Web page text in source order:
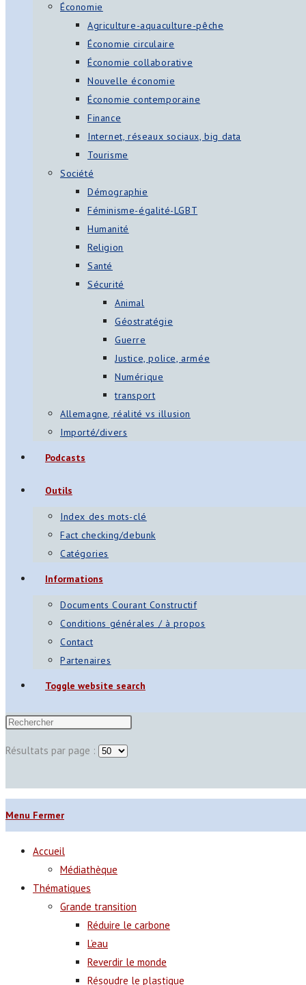
Économie
Agriculture-aquaculture-pêche
Économie circulaire
Économie collaborative
Nouvelle économie
Économie contemporaine
Finance
Internet, réseaux sociaux, big data
Tourisme
Société
Démographie
Féminisme-égalité-LGBT
Humanité
Religion
Santé
Sécurité
Animal
Géostratégie
Guerre
Justice, police, armée
Numérique
transport
Allemagne, réalité vs illusion
Importé/divers
Podcasts
Outils
Index des mots-clé
Fact checking/debunk
Catégories
Informations
Documents Courant Constructif
Conditions générales / à propos
Contact
Partenaires
Toggle website search
Résultats par page :
Menu Fermer
Accueil
Médiathèque
Thématiques
Grande transition
Réduire le carbone
L’eau
Reverdir le monde
Résoudre le plastique